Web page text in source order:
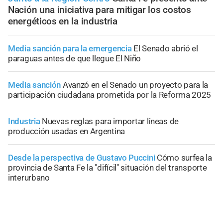
Nación una iniciativa para mitigar los costos
energéticos en la industria
Media sanción para la emergencia El Senado abrió el
paraguas antes de que llegue El Niño
Media sanción Avanzó en el Senado un proyecto para la
participación ciudadana prometida por la Reforma 2025
Industria Nuevas reglas para importar líneas de
producción usadas en Argentina
Desde la perspectiva de Gustavo Puccini Cómo surfea la
provincia de Santa Fe la "difícil" situación del transporte
interurbano